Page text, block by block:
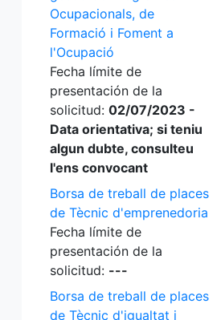
Ocupacionals, de
Formació i Foment a
l'Ocupació
Fecha límite de
presentación de la
solicitud: 02/07/2023 -
Data orientativa; si teniu
algun dubte, consulteu
l'ens convocant
Borsa de treball de places
de Tècnic d'emprenedoria
Fecha límite de
presentación de la
solicitud: ---
Borsa de treball de places
de Tècnic d'igualtat i